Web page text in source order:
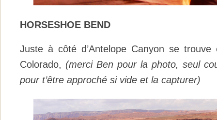
HORSESHOE BEND
Juste à côté d’Antelope Canyon se
Colorado, (merci Ben pour la photo, seul
pour t’être approché si vide et la capturer)